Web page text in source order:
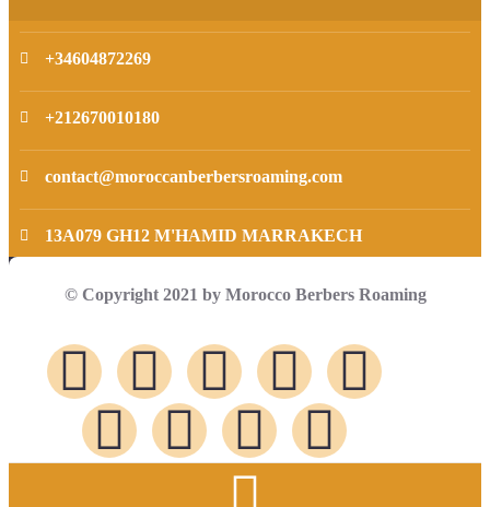
+34604872269
+212670010180
contact@moroccanberbersroaming.com
13A079 GH12 M'HAMID MARRAKECH
© Copyright 2021 by Morocco Berbers Roaming